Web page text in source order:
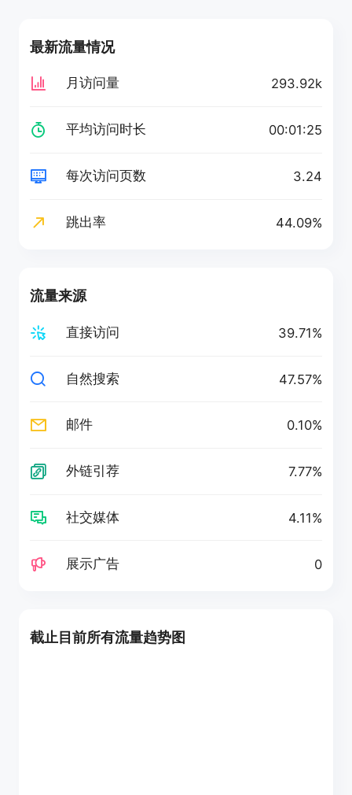
最新流量情况
月访问量 293.92k
平均访问时长 00:01:25
每次访问页数 3.24
跳出率 44.09%
流量来源
直接访问 39.71%
自然搜索 47.57%
邮件 0.10%
外链引荐 7.77%
社交媒体 4.11%
展示广告 0
截止目前所有流量趋势图